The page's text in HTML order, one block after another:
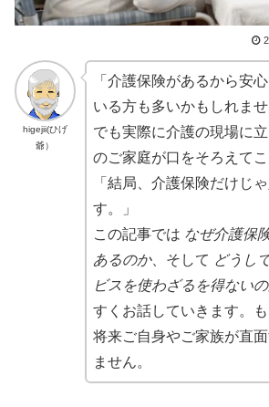
higejii(ひげ
爺）
「介護保険があるから安
いる方も多いかもしれませ
でも実際に介護の現場に
のご家庭が口をそろえてこ
「結局、介護保険だけじ
す。」
この記事では なぜ介護保
あるのか、そして どうし
ビスを使わざるを得ない
すくお話していきます。
将来ご自身やご家族が直
ません。